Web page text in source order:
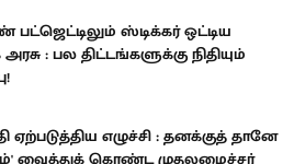
ஸ்டிக்கர் ஒட்டிய
: பல திட்டங்களுக்கு நிதியும்
ஏற்படுத்திய எழுச்சி : தனக்குத் தானே
வைத்துக் கொண்ட முதலமைச்சர்